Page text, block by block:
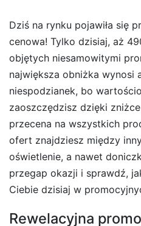
Dziś na rynku pojawiła się
cenowa! Tylko dzisiaj, aż
objętych niesamowitymi
największa obniżka wynosi
niespodzianek, bo
zaoszczędzisz dzięki zniżce
przecena na wszystkich
ofert znajdziesz między
oświetlenie, a nawet
przegap okazji i sprawdź,
Ciebie dzisiaj w
Rewelacyjna